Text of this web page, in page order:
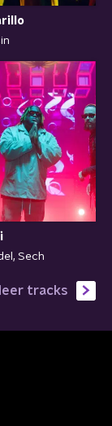
Sech
tracks